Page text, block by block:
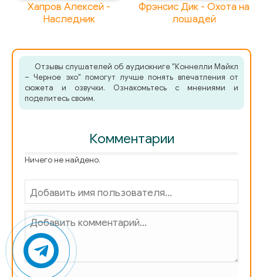
Хапров Алексей -
Наследник
Фрэнсис Дик - Охота на
лошадей
Отзывы слушателей об аудиокниге "Коннелли Майкл
– Черное эхо" помогут лучше понять впечатления от
сюжета и озвучки. Ознакомьтесь с мнениями и
поделитесь своим.
Комментарии
Ничего не найдено.